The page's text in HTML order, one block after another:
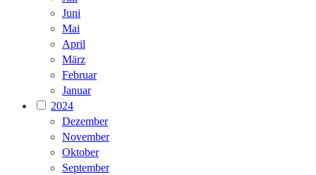
Juni
Mai
April
März
Februar
Januar
2024
Dezember
November
Oktober
September